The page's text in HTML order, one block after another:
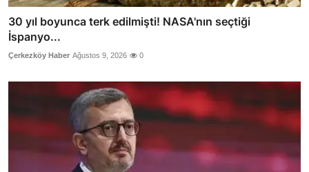
30 yıl boyunca terk edilmişti! NASA'nın seçtiği
İspanyo...
Çerkezköy Haber Ağustos 9, 2026 0